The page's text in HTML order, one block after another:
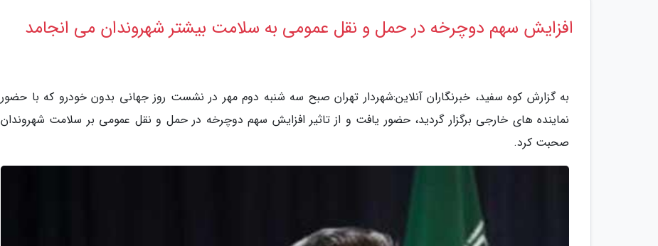
افزایش سهم دوچرخه در حمل و نقل عمومی به سلامت بیشتر شهروندان می انجامد
به گزارش کوه سفید، خبرنگاران آنلاین:شهردار تهران صبح سه شنبه دوم مهر در نشست روز جهانی بدون خودرو که با حضور
نماینده های خارجی برگزار گردید، حضور یافت و از تاثیر افزایش سهم دوچرخه در حمل و نقل عمومی بر سلامت شهروندان
صحبت کرد.